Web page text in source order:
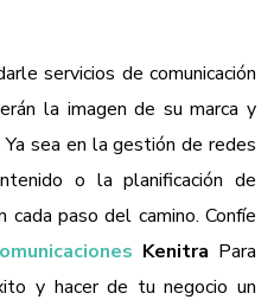
servicios de comunicación
la imagen de su marca y
sea en la gestión de redes
o la planificación de
paso del camino. Confíe
Kenitra Para
y hacer de tu negocio un